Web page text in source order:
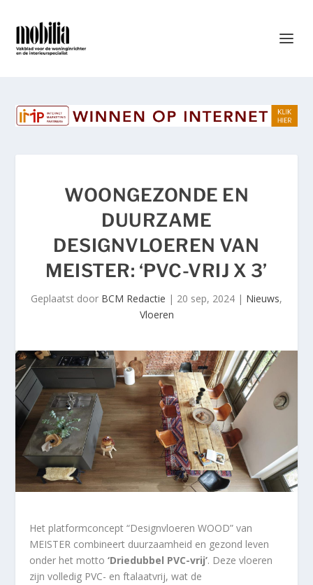
WOONGEZONDE EN
DUURZAME
DESIGNVLOEREN VAN
MEISTER: ‘PVC-VRIJ X 3’
Geplaatst door BCM Redactie | 20 sep, 2024 | Nieuws,
Vloeren
Het platformconcept “Designvloeren WOOD” van
MEISTER combineert duurzaamheid en gezond leven
onder het motto‘Driedubbel PVC-vrij’. Deze vloeren
zijn volledig PVC- en ftalaatvrij, wat de